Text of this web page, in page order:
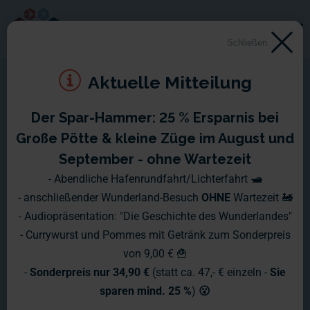
Eine super Nachricht! Unbestätigten
Gerüchten zur Folge soll das
RioGrande / Eisenbahn Romantik
Video übers Miniatur Wunderland, das
dieses Jahr noch erscheinen soll,
deutlich früher fertig werden, als
Schließen
Aktuelle Mitteilung
Der Spar-Hammer: 25 % Ersparnis bei
Große Pötte & kleine Züge im August und
September - ohne Wartezeit
- Abendliche Hafenrundfahrt/Lichterfahrt 🛥️
- anschließender Wunderland-Besuch OHNE Wartezeit 🚂
- Audiopräsentation: "Die Geschichte des Wunderlandes"
- Currywurst und Pommes mit Getränk zum Sonderpreis
von 9,00 € 🍟
- Sonderpreis nur 34,90 € (statt ca. 47,- € einzeln - Sie
sparen mind. 25 %) 😮